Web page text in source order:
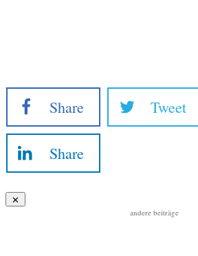
Share Tweet
Share
andere beiträge